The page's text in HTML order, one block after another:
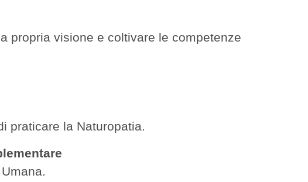
propria visione e coltivare le competenze
praticare la Naturopatia.